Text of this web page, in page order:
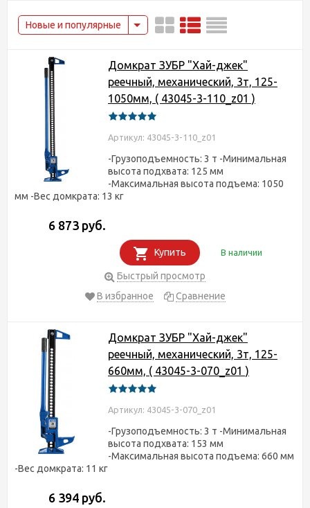
Новые и популярные
Домкрат ЗУБР "Хай-джек"
реечный, механический, 3т, 125-
1050мм, ( 43045-3-110_z01 )
Артикул: 43045-3-110_z01
-Грузоподъемность: 3 т -Минимальная
высота подхвата: 125 мм
-Максимальная высота подъема: 1050
мм -Вес домкрата: 13 кг
6 873 руб.
Купить В наличии
Быстрый просмотр
В избранное
Сравнение
Домкрат ЗУБР "Хай-джек"
реечный, механический, 3т, 125-
660мм, ( 43045-3-070_z01 )
Артикул: 43045-3-070_z01
-Грузоподъемность: 3 т -Минимальная
высота подхвата: 153 мм
-Максимальная высота подъема: 660 мм
-Вес домкрата: 11 кг
6 394 руб.